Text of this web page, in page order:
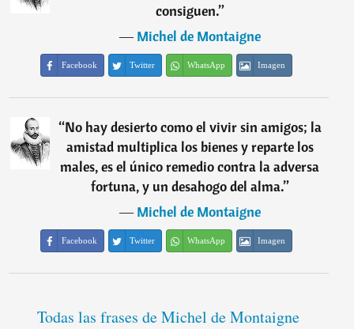
consiguen.”
―Michel de Montaigne
Facebook Twitter WhatsApp Imagen
“No hay desierto como el vivir sin amigos; la
amistad multiplica los bienes y reparte los
males, es el único remedio contra la adversa
fortuna, y un desahogo del alma.”
―Michel de Montaigne
Facebook Twitter WhatsApp Imagen
Todas las frases de Michel de Montaigne